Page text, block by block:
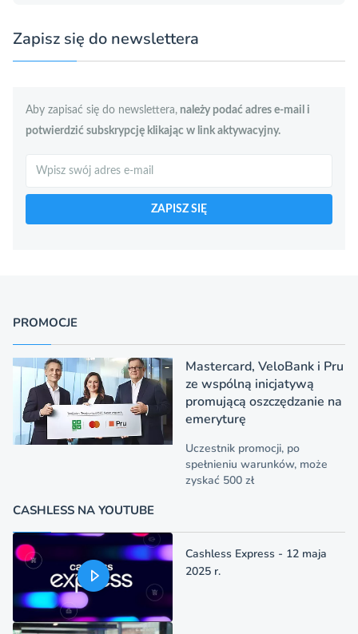
Zapisz się do newslettera
Aby zapisać się do newslettera, należy podać adres e-mail i
potwierdzić subskrypcję klikając w link aktywacyjny.
Szukaj
ZAPISZ SIĘ
PROMOCJE
Mastercard, VeloBank i Pru
ze wspólną inicjatywą
promującą oszczędzanie na
emeryturę
Uczestnik promocji, po
spełnieniu warunków, może
zyskać 500 zł
CASHLESS NA YOUTUBE
Cashless Express - 12 maja
2025 r.